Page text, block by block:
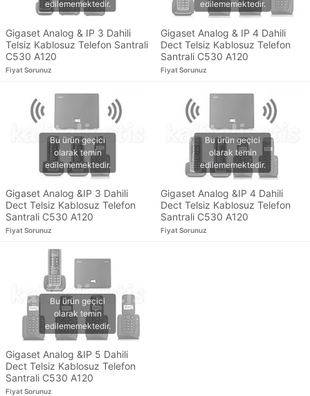
Gigaset Analog & IP 3 Dahili
Telsiz Kablosuz Telefon Santrali
C530 A120
Fiyat Sorunuz
Gigaset Analog & IP 4 Dahili
Dect Telsiz Kablosuz Telefon
Santrali C530 A120
Fiyat Sorunuz
Gigaset Analog &IP 3 Dahili
Dect Telsiz Kablosuz Telefon
Santrali C530 A120
Fiyat Sorunuz
Gigaset Analog &IP 4 Dahili
Dect Telsiz Kablosuz Telefon
Santrali C530 A120
Fiyat Sorunuz
Gigaset Analog &IP 5 Dahili
Dect Telsiz Kablosuz Telefon
Santrali C530 A120
Fiyat Sorunuz